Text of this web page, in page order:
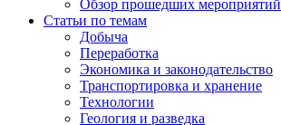
Обзор прошедших мероприятий
Статьи по темам
Добыча
Переработка
Экономика и законодательство
Транспортировка и хранение
Технологии
Геология и разведка